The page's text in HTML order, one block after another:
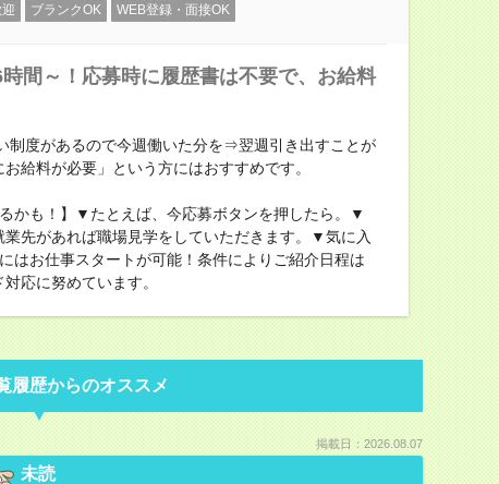
ブランクOK WEB登録・面接OK
間～！応募時に履歴書は不要で、お給料
制度があるので今週働いた分を⇒翌週引き出すことが
給料が必要」という方にはおすすめです。
かも！】▼たとえば、今応募ボタンを押したら。▼
先があれば職場見学をしていただきます。▼気に入
はお仕事スタートが可能！条件によりご紹介日程は
応に努めています。
履歴からのオススメ
掲載日：2026.08.07
未読